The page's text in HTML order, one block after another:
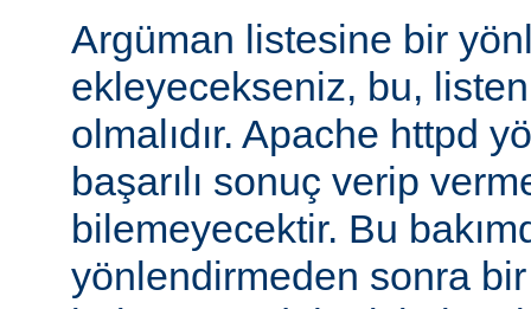
Argüman listesine bir
ekleyecekseniz, bu,
olmalıdır. Apache httpd
başarılı sonuç verip
bilemeyecektir. Bu
yönlendirmeden sonra